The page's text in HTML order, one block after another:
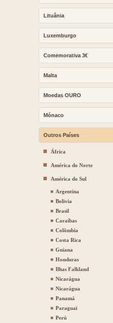
Lituânia
Luxemburgo
Comemorativa 3€
Malta
Moedas OURO
Mónaco
Outros Países
África
América do Norte
América do Sul
Argentina
Bolivia
Brasil
Caraíbas
Colômbia
Costa Rica
Guiana
Honduras
Ilhas Falkland
Nicarágua
Nicarágua
Panamá
Paraguai
Perú